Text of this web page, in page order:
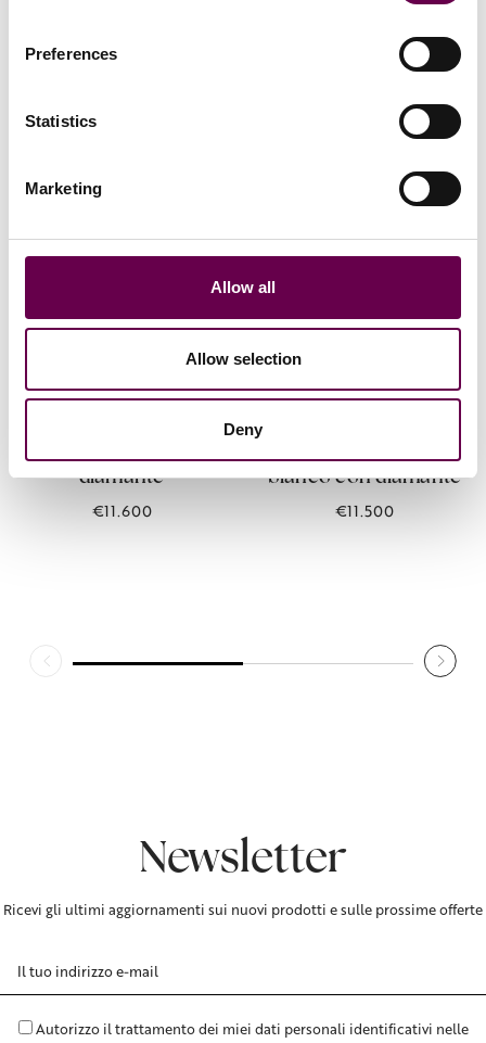
Preferences
Statistics
Marketing
Allow all
Allow selection
Deny
diamante
€11.600
Bracciale Luce in oro
bianco con diamante
€11.500
Newsletter
Ricevi gli ultimi aggiornamenti sui nuovi prodotti e sulle prossime offerte
Indirizzo
Autorizzo il trattamento dei miei dati personali identificativi nelle